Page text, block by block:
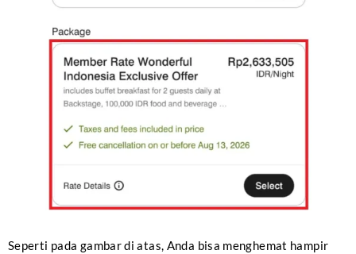
Seperti pada gambar di atas, Anda bisa menghemat hampir